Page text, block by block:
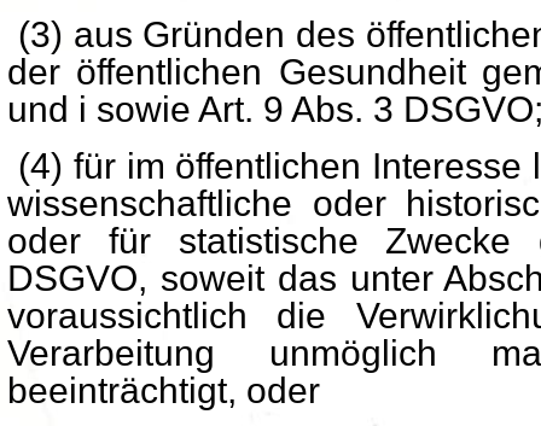
(3) aus Gründen des
der öffentlichen Gesundheit
und i sowie Art. 9 Abs. 3
(4) für im öffentlichen Interesse
wissenschaftliche oder
oder für statistische
DSGVO, soweit das unter
voraussichtlich die
Verarbeitung unmöglich
beeinträchtigt, oder